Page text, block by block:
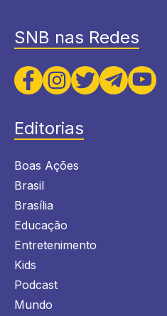
SNB nas Redes
Editorias
Boas Ações
Brasil
Brasília
Educação
Entretenimento
Kids
Podcast
Mundo